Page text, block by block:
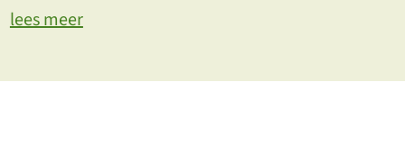
lees meer